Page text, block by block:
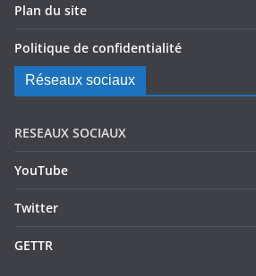
Plan du site
Politique de confidentialité
Réseaux sociaux
RESEAUX SOCIAUX
YouTube
Twitter
GETTR